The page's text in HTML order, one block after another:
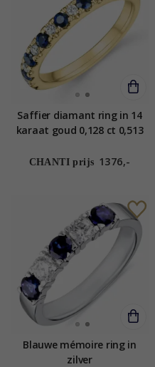
Saffier diamant ring in 14
karaat goud 0,128 ct 0,513
CHANTI prijs 1376,-
Blauwe mémoire ring in
zilver